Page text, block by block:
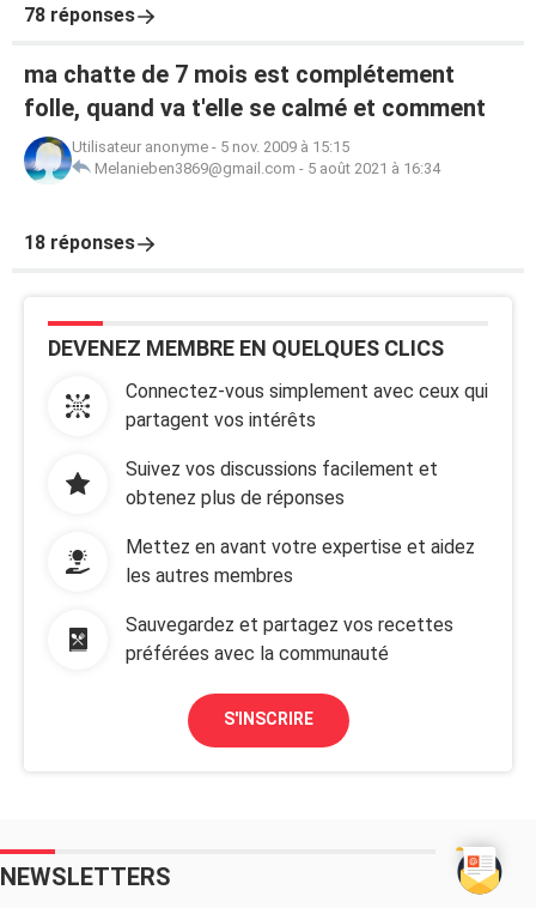
78 réponses
ma chatte de 7 mois est complétement
folle, quand va t'elle se calmé et comment
Utilisateur anonyme - 5 nov. 2009 à 15:15
Melanieben3869@gmail.com - 5 août 2021 à 16:34
18 réponses
DEVENEZ MEMBRE EN QUELQUES CLICS
Connectez-vous simplement avec ceux qui
partagent vos intérêts
Suivez vos discussions facilement et
obtenez plus de réponses
Mettez en avant votre expertise et aidez
les autres membres
Sauvegardez et partagez vos recettes
préférées avec la communauté
S'INSCRIRE
NEWSLETTERS